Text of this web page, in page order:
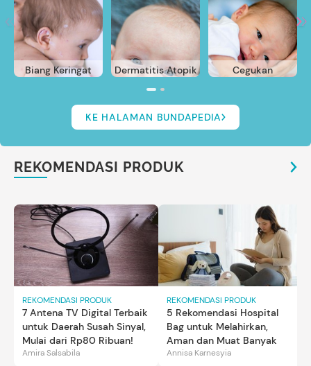
Biang Keringat Dermatitis Atopik Cegukan
KE HALAMAN BUNDAPEDIA
REKOMENDASI PRODUK
REKOMENDASI PRODUK
7 Antena TV Digital Terbaik
untuk Daerah Susah Sinyal,
Mulai dari Rp80 Ribuan!
Amira Salsabila
REKOMENDASI PRODUK
5 Rekomendasi Hospital
Bag untuk Melahirkan,
Aman dan Muat Banyak
Annisa Karnesyia